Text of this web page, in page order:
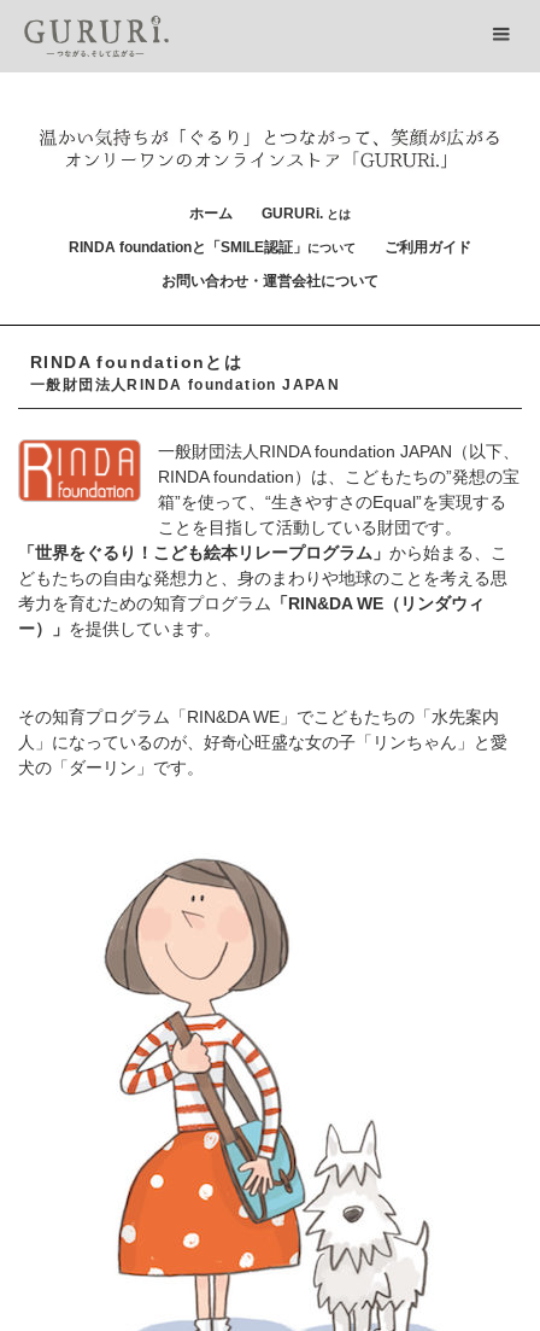
ホーム GURURi. とは
RINDA foundationと「SMILE認証」 について
ご利用ガイド
お問い合わせ・運営会社について
RINDA foundationとは
一般財団法人RINDA foundation JAPAN
一般財団法人RINDA foundation JAPAN（以下、
RINDA foundation）は、こどもたちの”発想の宝
箱”を使って、“生きやすさのEqual”を実現する
ことを目指して活動している財団です。
「世界をぐるり！こども絵本リレープログラム」 から始まる、こ
どもたちの自由な発想力と、身のまわりや地球のことを考える思
考力を育むための知育プログラム
「RIN&DA WE（リンダウィ
ー）」 を提供しています。
その知育プログラム「RIN&DA WE」でこどもたちの「水先案内
人」になっているのが、好奇心旺盛な女の子「リンちゃん」と愛
犬の「ダーリン」です。